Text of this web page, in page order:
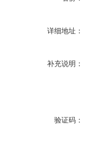
详细地址：
补充说明：
验证码：